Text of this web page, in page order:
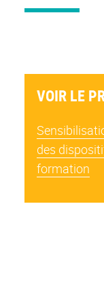
VOIR LE
des
formation